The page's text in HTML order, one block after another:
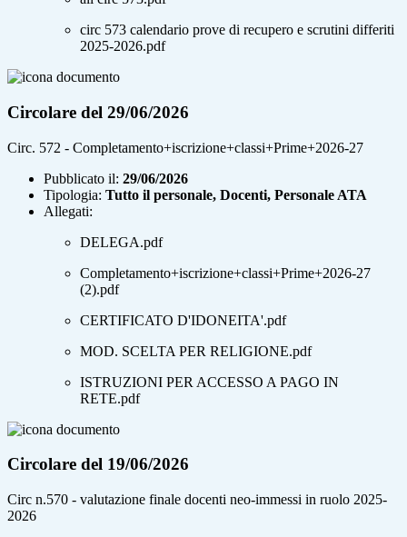
circ 573 calendario prove di recupero e scrutini differiti
2025-2026.pdf
Circolare del 29/06/2026
Circ. 572 - Completamento+iscrizione+classi+Prime+2026-27
Pubblicato il: 29/06/2026
Tipologia: Tutto il personale, Docenti, Personale ATA
Allegati:
DELEGA.pdf
Completamento+iscrizione+classi+Prime+2026-27
(2).pdf
CERTIFICATO D'IDONEITA'.pdf
MOD. SCELTA PER RELIGIONE.pdf
ISTRUZIONI PER ACCESSO A PAGO IN
RETE.pdf
Circolare del 19/06/2026
Circ n.570 - valutazione finale docenti neo-immessi in ruolo 2025-
2026